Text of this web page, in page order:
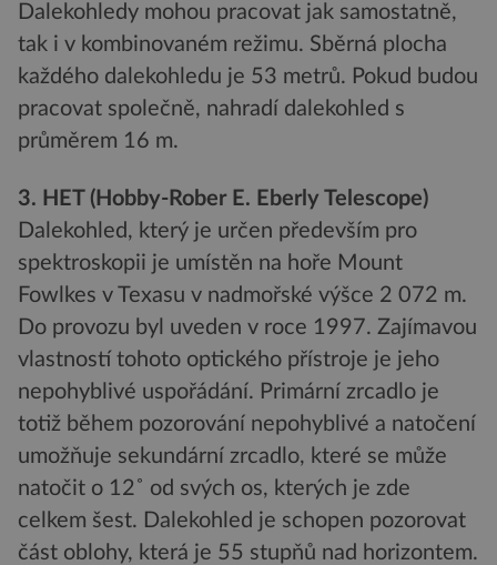
Dalekohledy mohou pracovat jak samostatně,
tak i v kombinovaném režimu. Sběrná plocha
každého dalekohledu je 53 metrů. Pokud budou
pracovat společně, nahradí dalekohled s
průměrem 16 m.
3. HET (Hobby-Rober E. Eberly Telescope)
Dalekohled, který je určen především pro
spektroskopii je umístěn na hoře Mount
Fowlkes v Texasu v nadmořské výšce 2 072 m.
Do provozu byl uveden v roce 1997. Zajímavou
vlastností tohoto optického přístroje je jeho
nepohyblivé uspořádání. Primární zrcadlo je
totiž během pozorování nepohyblivé a natočení
umožňuje sekundární zrcadlo, které se může
natočit o 12˚ od svých os, kterých je zde
celkem šest. Dalekohled je schopen pozorovat
část oblohy, která je 55 stupňů nad horizontem.